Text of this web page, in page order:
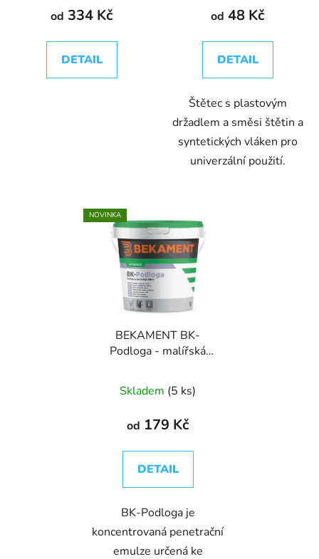
od 334 Kč
DETAIL
od 48 Kč
DETAIL
Štětec s plastovým
držadlem a směsi štětin a
syntetických vláken pro
univerzální použití.
NOVINKA
BEKAMENT BK-
Podloga - malířská
Skladem (5 ks)
od 179 Kč
DETAIL
BK-Podloga je
koncentrovaná penetrační
emulze určená ke